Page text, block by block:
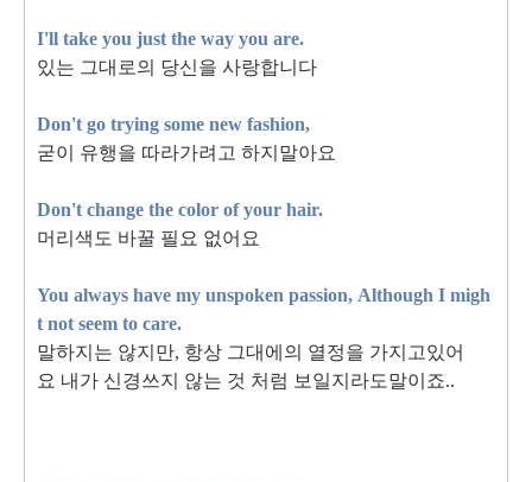
I'll take you just the way you are.
있는 그대로의 당신을 사랑합니다
Don't go trying some new fashion,
굳이 유행을 따라가려고 하지말아요
Don't change the color of your hair.
머리색도 바꿀 필요 없어요
You always have my unspoken passion, Although I migh
t not seem to care.
말하지는 않지만, 항상 그대에의 열정을 가지고있어
요 내가 신경쓰지 않는 것 처럼 보일지라도말이죠..